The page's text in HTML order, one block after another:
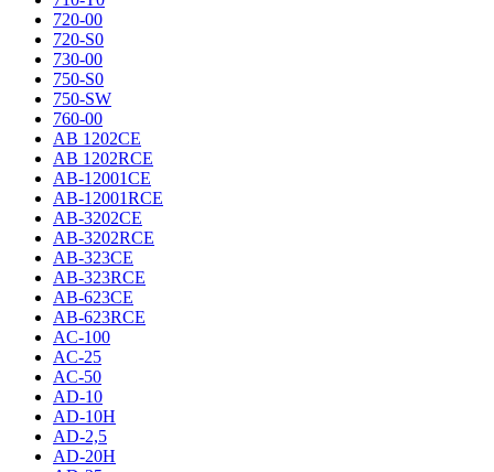
720-00
720-S0
730-00
750-S0
750-SW
760-00
AB 1202CE
AB 1202RCE
AB-12001CE
AB-12001RCE
AB-3202CE
AB-3202RCE
AB-323CE
AB-323RCE
AB-623CE
AB-623RCE
AC-100
AC-25
AC-50
AD-10
AD-10H
AD-2,5
AD-20H